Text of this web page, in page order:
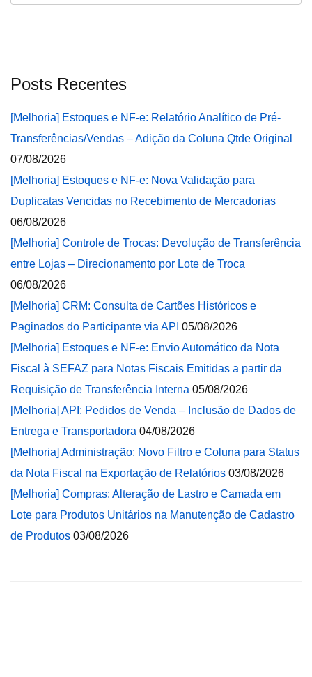
Posts Recentes
[Melhoria] Estoques e NF-e: Relatório Analítico de Pré-
Transferências/Vendas – Adição da Coluna Qtde Original
07/08/2026
[Melhoria] Estoques e NF-e: Nova Validação para
Duplicatas Vencidas no Recebimento de Mercadorias
06/08/2026
[Melhoria] Controle de Trocas: Devolução de Transferência
entre Lojas – Direcionamento por Lote de Troca
06/08/2026
[Melhoria] CRM: Consulta de Cartões Históricos e
Paginados do Participante via API 05/08/2026
[Melhoria] Estoques e NF-e: Envio Automático da Nota
Fiscal à SEFAZ para Notas Fiscais Emitidas a partir da
Requisição de Transferência Interna 05/08/2026
[Melhoria] API: Pedidos de Venda – Inclusão de Dados de
Entrega e Transportadora 04/08/2026
[Melhoria] Administração: Novo Filtro e Coluna para Status
da Nota Fiscal na Exportação de Relatórios 03/08/2026
[Melhoria] Compras: Alteração de Lastro e Camada em
Lote para Produtos Unitários na Manutenção de Cadastro
de Produtos 03/08/2026